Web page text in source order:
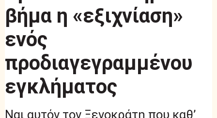
βήμα η «εξιχνίαση»
ενός
προδιαγεγραμμένου
εγκλήματος
Ναι αυτόν τον Ξενοκράτη που καθ’